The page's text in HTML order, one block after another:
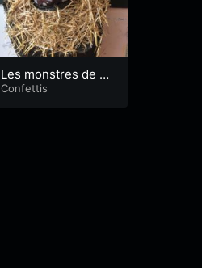
Les monstres de Ke
ryado
Confettis